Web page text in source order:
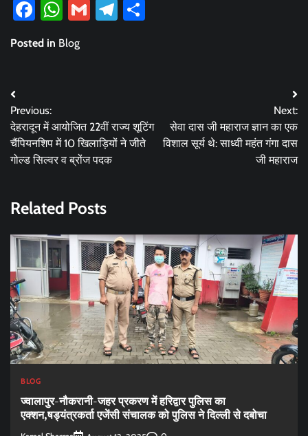
Facebook
WhatsApp
GmailTelegram
Posted in Blog
Post
navigation
Previous:
देहरादून में आयोजित 22वीं राज्य शूटिंग
चैंपियनशिप में 10 खिलाड़ियों ने जीते
गोल्ड सिल्वर व ब्रोंज पदक
Next:
सेवा दास जी महाराज ज्ञान का एक
विशाल सूर्य थे: साध्वी महंत गंगा दास
जी महाराज
Related Posts
BLOG
ज्वालापुर-नौकरानी-जहर प्रकरण में हरिद्वार पुलिस का
एक्शन,षड्यंत्रकर्ता एजेंसी संचालक को पुलिस ने दिल्ली से दबोचा